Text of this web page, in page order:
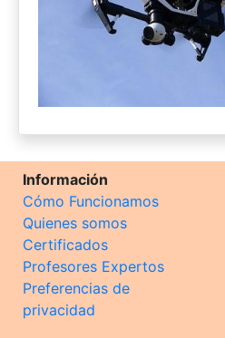
Información
Cómo Funcionamos
Quienes somos
Certificados
Profesores Expertos
Preferencias de
privacidad